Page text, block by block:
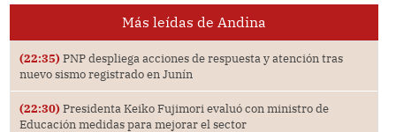
Más leídas de Andina
(22:35) PNP despliega acciones de respuesta y atención tras
nuevo sismo registrado en Junín
(22:30) Presidenta Keiko Fujimori evaluó con ministro de
Educación medidas para mejorar el sector